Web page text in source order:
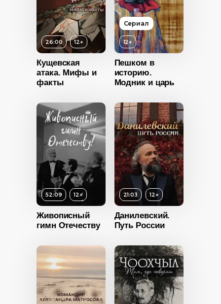
Страна Россия
26:00 12+
Кущевская
атака. Мифы и
факты
Возраст
Год 2022
Страна Россия
Язык Русский
Сериал
12+
Пешком в
историю.
Модник и царь
52:09 12+
Живописный
гимн Отечеству
12+
Длительность
21:03
Год 2022
Страна Россия
21:03 12+
Данилевский.
Путь России